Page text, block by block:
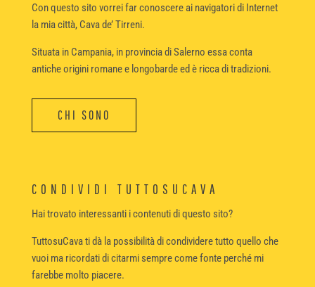
Con questo sito vorrei far conoscere ai navigatori di Internet
la mia città, Cava de’ Tirreni.
Situata in Campania, in provincia di Salerno essa conta
antiche origini romane e longobarde ed è ricca di tradizioni.
CHI SONO
CONDIVIDI TUTTOSUCAVA
Hai trovato interessanti i contenuti di questo sito?
TuttosuCava ti dà la possibilità di condividere tutto quello che
vuoi ma ricordati di citarmi sempre come fonte perché mi
farebbe molto piacere.